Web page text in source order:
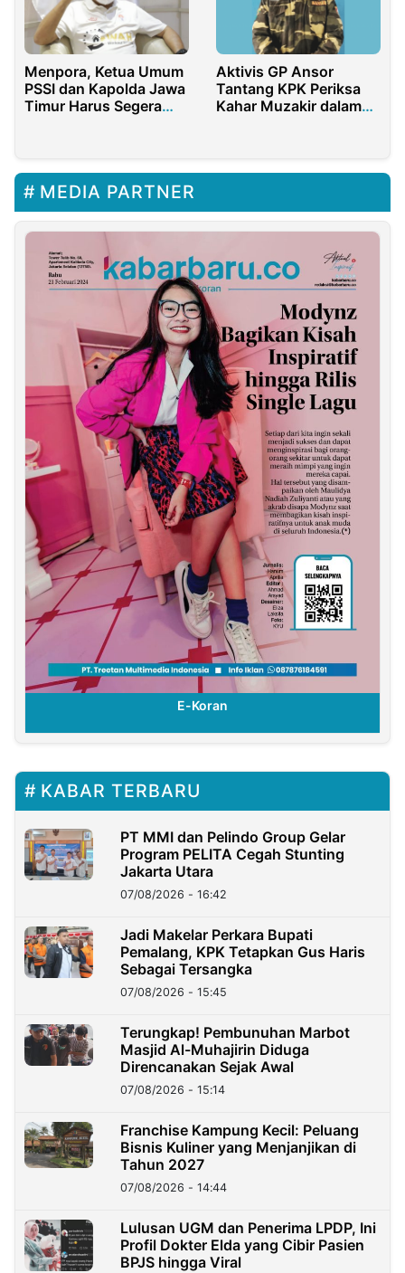
Menpora, Ketua Umum
PSSI dan Kapolda Jawa
Timur Harus Segera
Aktivis GP Ansor
Tantang KPK Periksa
Kahar Muzakir dalam
MEDIA PARTNER
E-Koran
KABAR TERBARU
PT MMI dan Pelindo Group Gelar
Program PELITA Cegah Stunting
Jakarta Utara
07/08/2026 - 16:42
Jadi Makelar Perkara Bupati
Pemalang, KPK Tetapkan Gus Haris
Sebagai Tersangka
07/08/2026 - 15:45
Terungkap! Pembunuhan Marbot
Masjid Al-Muhajirin Diduga
Direncanakan Sejak Awal
07/08/2026 - 15:14
Franchise Kampung Kecil: Peluang
Bisnis Kuliner yang Menjanjikan di
Tahun 2027
07/08/2026 - 14:44
Lulusan UGM dan Penerima LPDP, Ini
Profil Dokter Elda yang Cibir Pasien
BPJS hingga Viral